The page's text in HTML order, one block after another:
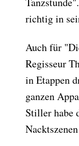
richtig in
Auch für
Regisseur
in Etappen
ganzen
Stiller habe